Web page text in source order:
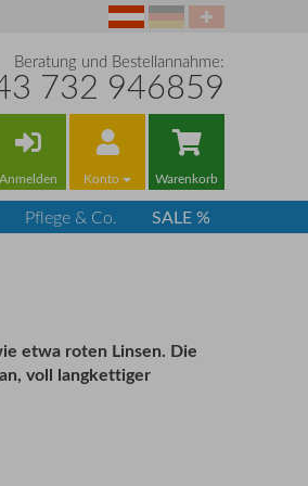
Beratung und Bestellannahme:
732 946859
Anmelden Konto Warenkorb
Pflege & Co. SALE %
etwa roten Linsen. Die
voll langkettiger